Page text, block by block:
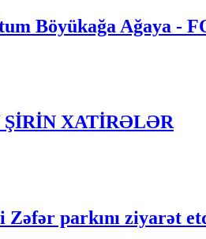
Böyükağa Ağaya -
XATİRƏLƏR
Zəfər parkını ziyarət